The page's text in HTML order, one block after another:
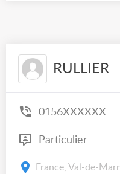
RULLIER
0156XXXXXX
Particulier
France, Val-de-